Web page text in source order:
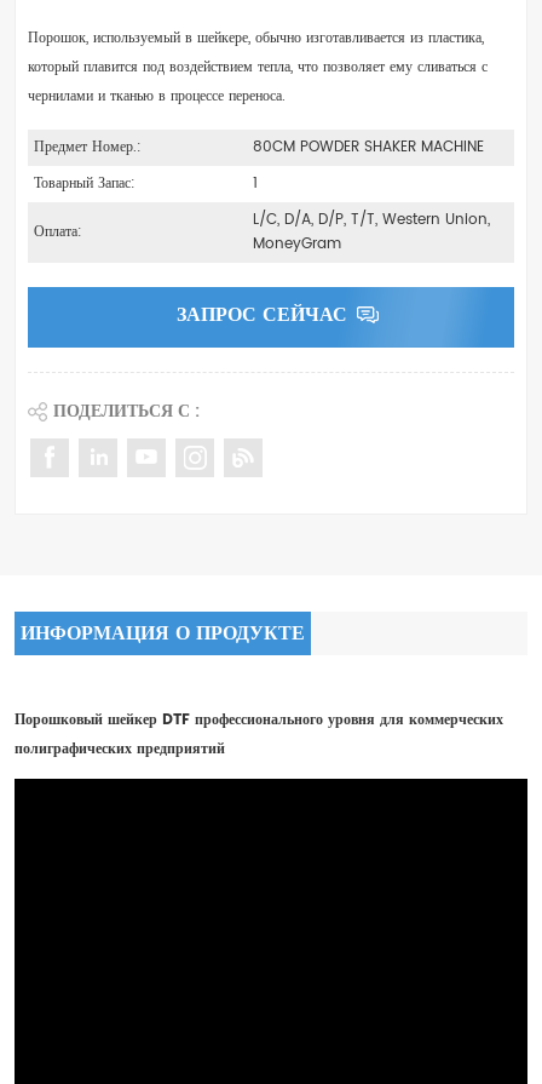
Порошок, используемый в шейкере, обычно изготавливается из пластика,
который плавится под воздействием тепла, что позволяет ему сливаться с
чернилами и тканью в процессе переноса.
Предмет Номер.:
80CM POWDER SHAKER MACHINE
Товарный Запас:
1
Оплата:
L/C, D/A, D/P, T/T, Western Union,
MoneyGram
ЗАПРОС СЕЙЧАС
ПОДЕЛИТЬСЯ С :
ИНФОРМАЦИЯ О ПРОДУКТЕ
Порошковый шейкер DTF профессионального уровня для коммерческих
полиграфических предприятий